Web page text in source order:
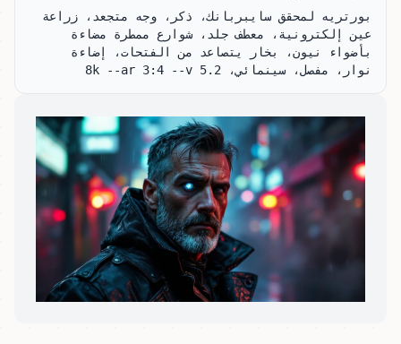
نوار، مفصل، سينمائي، 8k --ar 3:4 --v 5.2